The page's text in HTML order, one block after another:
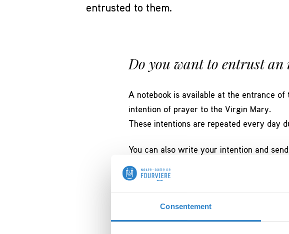
Consentement
entrusted to them.
Do you want to entrust
A notebook is available at the entrance
intention of prayer to the Virgin Mary.
These intentions are repeated every day
You can also write your intention and